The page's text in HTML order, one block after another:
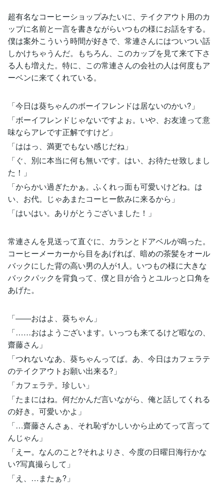
超有名なコーヒーショップみたいに、テイクアウト用のカ
ップに名前と一言を書きながらいつもの様にお話をする。
僕は案外こういう時間が好きで、常連さんにはついつい話
しかけちゃうんだ。もちろん、このカップを見て来て下さ
る人も増えた。特に、この常連さんの会社の人は何度もア
ーベンに来てくれている。
「今日は葵ちゃんのボーイフレンドは居ないのかい?」
「ボーイフレンドじゃないですよぉ。いや、お友達って意
味ならアレです正解ですけど」
「ははっ、満更でもない感じだね」
「ぐ、別に本当に何も無いです。はい、お待たせ致しまし
た！」
「からかい過ぎたかぁ。ふくれっ面も可愛いけどね。は
い、お代。じゃあまたコーヒー飲みに来るから」
「はいはい。ありがとうございました！」
常連さんを見送って直ぐに、カランとドアベルが鳴った。
コーヒーメーカーから目をあげれば、暗めの茶髪をオール
バックにした背の高い男の人が1人。いつもの様に大きな
バックパックを背負って、僕と目が合うとユルっと口角を
あげた。
「――おはよ、葵ちゃん」
「……おはようございます。いっつも来てるけど暇なの、
齋藤さん」
「つれないなあ、葵ちゃんってば。あ、今日はカフェラテ
のテイクアウトお願い出来る?」
「カフェラテ。珍しい」
「たまにはね。何だかんだ言いながら、俺と話してくれる
の好き。可愛いかよ」
「…齋藤さんさぁ、それ恥ずかしいから止めてって言って
んじゃん」
「えー。なんのこと?それよりさ、今度の日曜日海行かな
い?写真撮らして」
「え、…またぁ?」